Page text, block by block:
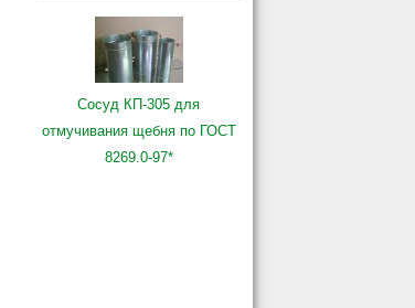
Сосуд КП-305 для
отмучивания щебня по ГОСТ
8269.0-97*